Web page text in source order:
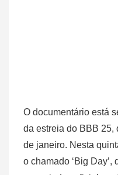
O documentário está
da estreia do BBB 25,
de janeiro. Nesta
o chamado ‘Big